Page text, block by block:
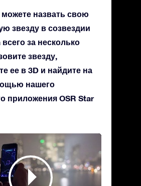
назвать свою
звезду в созвездии
за несколько
звезду,
ее в 3D и найдите на
нашего
приложения OSR Star